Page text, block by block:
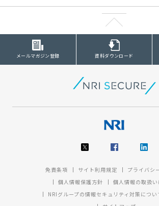
メールマガジン登録 資料ダウンロード
免責条項 サイト利用規定
プライバシ
個人情報保護方針
個人情報の取扱い
NRIグループの情報セキュリティ対策につい